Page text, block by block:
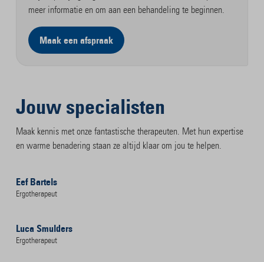
meer informatie en om aan een behandeling te beginnen.
Maak een afspraak
Jouw specialisten
Maak kennis met onze fantastische therapeuten. Met hun expertise
en warme benadering staan ze altijd klaar om jou te helpen.
Eef Bartels
Ergotherapeut
Luca Smulders
Ergotherapeut